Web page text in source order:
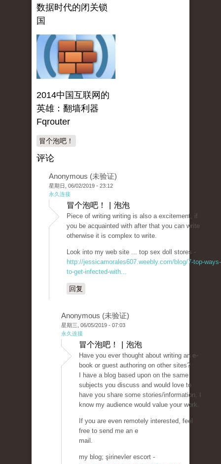
数据时代的闭关锁
国
2014中国互联网的
英雄：翻墙利器
Fqrouter
冒个泡吧！
评论
Anonymous (未验证)
星期日, 06/02/2019 - 23:12
永久连接
冒个泡吧！ | 泡泡
Piece of writing writing is also a excitement, if
you be acquainted with after that you can write
otherwise it is complex to write.
Look into my web site ... top sex doll stores -
http://jessicamorales607.weebly.com/blog/7-top-ways-
to-get-infected-with...
回复
Anonymous (未验证)
星期三, 06/05/2019 - 07:03
永久连接
冒个泡吧！ | 泡泡
Have you ever thought about writing an e-
book or guest authoring on other sites?
I have a blog based upon on the same
subjects you discuss and would love to
have you share some stories/information. I
know my audience would value your work.
If you are even remotely interested, feel
free to send me an e
mail.
my blog; şirinevler escort -